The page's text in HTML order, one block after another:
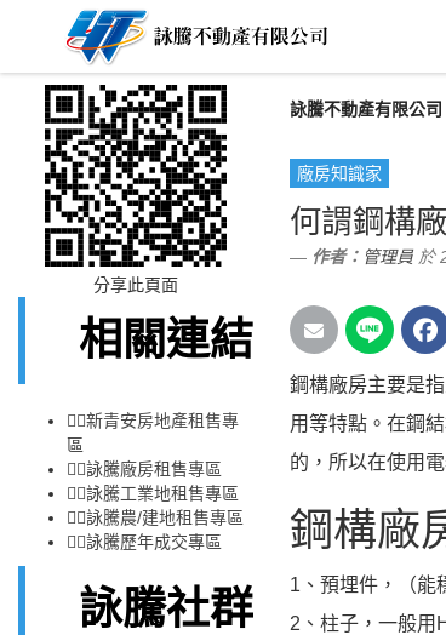
詠騰不動產有限公司
廠房知識家
何謂鋼構
作者： 管理員 於
鋼構廠房主要是
用等特點。在鋼
的，所以在使用
鋼構廠
1、預埋件，（能
2、柱子，一般用
分享此頁面
相關連結
👉🏻新青安房地產租售專
區
👉🏻詠騰廠房租售專區
👉🏻詠騰工業地租售專區
👉🏻詠騰農/建地租售專區
👉🏻詠騰歷年成交專區
詠騰社群